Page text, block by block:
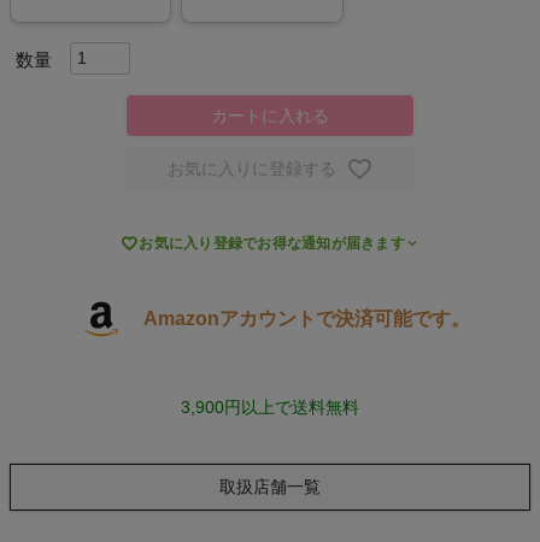
もっと見る
カートに入れる
お気に入りに登録する
お気に入り登録でお得な通知が届きます
Amazonアカウントで決済可能です。
3,900円以上で送料無料
取扱店舗一覧